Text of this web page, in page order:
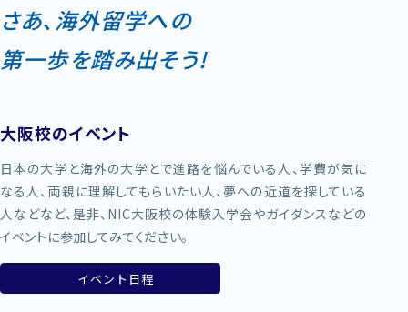
さあ、海外留学への
第一歩を踏み出そう!
大阪校のイベント
日本の大学と海外の大学とで進路を悩んでいる人、学費が気に
なる人、両親に理解してもらいたい人、夢への近道を探している
人などなど、是非、NIC大阪校の体験入学会やガイダンスなどの
イベントに参加してみてください。
イベント日程